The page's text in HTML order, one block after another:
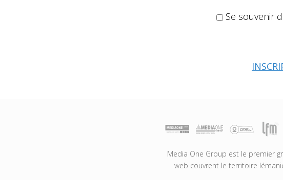
Se souvenir
Media One Group est le premier
web couvrent le territoire